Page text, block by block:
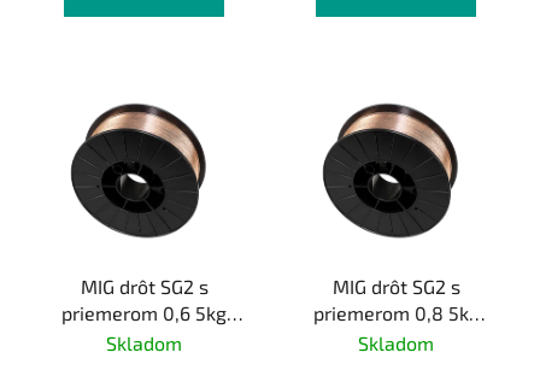
MIG drôt SG2 s
priemerom 0,6 5kg
balík
Skladom
MIG drôt SG2 s
priemerom 0,8 5kg
balík
Skladom